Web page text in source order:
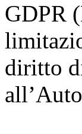
GDPR
diritto